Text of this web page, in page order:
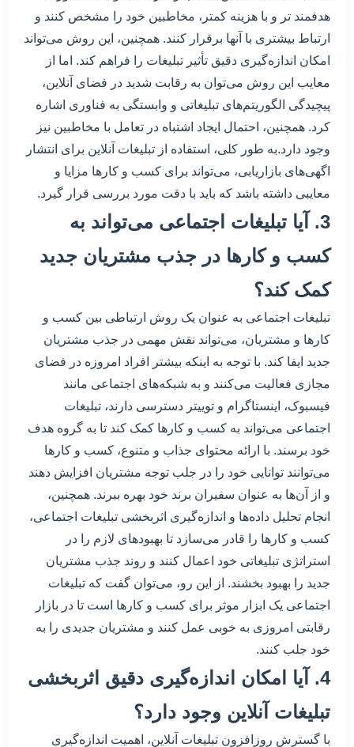
هدفمند تر و با هزینه کمتر، مخاطبین خود را مشخص کنند و
ارتباط بیشتری با آنها برقرار کنند. همچنین، این روش می‌تواند
امکان اندازه‌گیری دقیق تأثیر تبلیغات را فراهم کند. اما از
معایب این روش می‌توان به رقابت شدید در فضای آنلاین،
پیچیدگی الگوریتم‌های تبلیغاتی و وابستگی به فناوری اشاره
کرد. همچنین، احتمال ایجاد اشتباه در تعامل با مخاطبین نیز
وجود دارد.به طور کلی، استفاده از تبلیغات آنلاین برای انتشار
اگهی‌های بازاریابی، می‌تواند برای کسب و کارها مزایا و
معایبی داشته باشد که باید با دقت مورد بررسی قرار گیرد.
3. آیا تبلیغات اجتماعی می‌تواند به
کسب و کارها در جذب مشتریان جدید
کمک کند؟
تبلیغات اجتماعی به عنوان یک روش ارتباطی بین کسب و
کارها و مشتریان، می‌تواند نقش مهمی در جذب مشتریان
جدید ایفا کند. با توجه به اینکه بیشتر افراد امروزه در فضای
مجازی فعالیت می‌کنند و به شبکه‌های اجتماعی مانند
فیسبوک، اینستاگرام و توییتر دسترسی دارند، تبلیغات
اجتماعی می‌تواند به کسب و کارها کمک کند تا به گروه هدف
خود برسند. با ارائه محتوای جذاب و متنوع، کسب و کارها
می‌توانند توانایی خود را در جلب توجه مشتریان افزایش دهند
و از آن‌ها به عنوان سفیران برند خود بهره ببرند. همچنین،
انجام تحلیل داده‌ها و اندازه‌گیری اثربخشی تبلیغات اجتماعی،
کسب و کارها را قادر می‌سازد تا بهبودهای لازم را در
استراتژی تبلیغاتی خود اعمال کنند و روند جذب مشتریان
جدید را بهبود بخشند. از این رو، می‌توان گفت که تبلیغات
اجتماعی یک ابزار موثر برای کسب و کارها است تا در بازار
رقابتی امروزی به خوبی عمل کنند و مشتریان جدیدی را به
خود جلب کنند.
4. آیا امکان اندازه‌گیری دقیق اثربخشی
تبلیغات آنلاین وجود دارد؟
با گسترش روزافزون تبلیغات آنلاین، اهمیت اندازه‌گیری